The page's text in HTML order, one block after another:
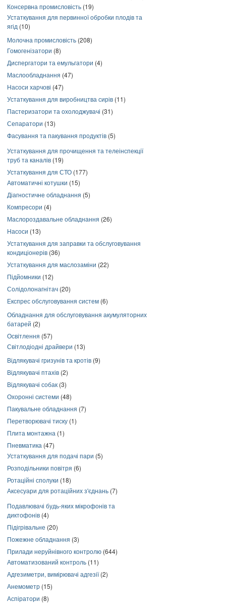
Консервна промисловість (19)
Устаткування для первинної обробки плодів та
ягід (10)
Молочна промисловість (208)
Гомогенізатори (8)
Диспергатори та емульгатори (4)
Маслообладнання (47)
Насоси харчові (47)
Устаткування для виробництва сирів (11)
Пастеризатори та охолоджувачі (31)
Сепаратори (13)
Фасування та пакування продуктів (5)
Устаткування для прочищення та телеінспекції
труб та каналів (19)
Устаткування для СТО (177)
Автоматичні котушки (15)
Діагностичне обладнання (5)
Компресори (4)
Маслороздавальне обладнання (26)
Насоси (13)
Устаткування для заправки та обслуговування
кондиціонерів (36)
Устаткування для маслозаміни (22)
Підйомники (12)
Солідолонагнітач (20)
Експрес обслуговування систем (6)
Обладнання для обслуговування акумуляторних
батарей (2)
Освітлення (57)
Світлодіодні драйвери (13)
Відлякувачі гризунів та кротів (9)
Відлякувачі птахів (2)
Відлякувачі собак (3)
Охоронні системи (48)
Пакувальне обладнання (7)
Перетворювачі тиску (1)
Плита монтажна (1)
Пневматика (47)
Устаткування для подачі пари (5)
Розподільники повітря (6)
Ротаційні сполуки (18)
Аксесуари для ротаційних з'єднань (7)
Подавлювачі будь-яких мікрофонів та
диктофонів (4)
Підігрівальне (20)
Пожежне обладнання (3)
Прилади неруйнівного контролю (644)
Автоматизований контроль (11)
Адгезиметри, вимірювачі адгезії(2)
Анемометр (15)
Аспіратори (8)